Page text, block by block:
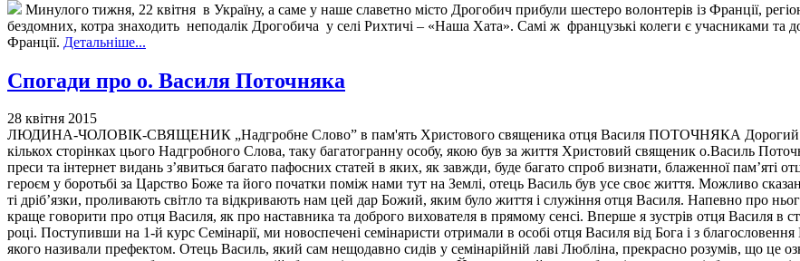
Минулого тижня, 22 квітня в Україну, а саме у наше славетно місто Дрогобич прибули шестеро волонтерів із Франції,
бездомних, котра знаходить неподалік Дрогобича у селі Рихтичі – «Наша Хата». Самі ж французькі колеги є учасниками та
Франції. Детальніше...
Спогади про о. Василя Поточняка
28 квітня 2015
ЛЮДИНА-ЧОЛОВІК-СВЯЩЕНИК „Надгробне Слово” в пам'ять Христового священика отця Василя ПОТОЧНЯКА Дорогий
кількох сторінках цього Надгробного Слова, таку багатогранну особу, якою був за життя Христовий священик о.Василь
преси та інтернет видань з’явиться багато пафосних статей в яких, як завжди, буде багато спроб визнати, блаженної
героєм у боротьбі за Царство Боже та його початки поміж нами тут на Землі, отець Василь був усе своє життя. Можливо
ті дріб’язки, проливають світло та відкривають нам цей дар Божий, яким було життя і служіння отця Василя. Напевно про
краще говорити про отця Василя, як про наставника та доброго вихователя в прямому сенсі. Вперше я зустрів отця Василя в
році. Поступивши на 1-й курс Семінарії, ми новоспечені семінаристи отримали в особі отця Василя від Бога і з
якого називали префектом. Отець Василь, який сам нещодавно сидів у семінарійній лаві Любліна, прекрасно розумів, що це